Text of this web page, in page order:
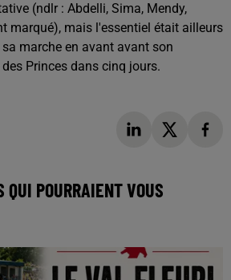
(ndlr : Abdelli, Sima, Mendy,
marqué), mais l'essentiel était ailleurs
sa marche en avant avant son
Princes dans cinq jours.
POURRAIENT VOUS